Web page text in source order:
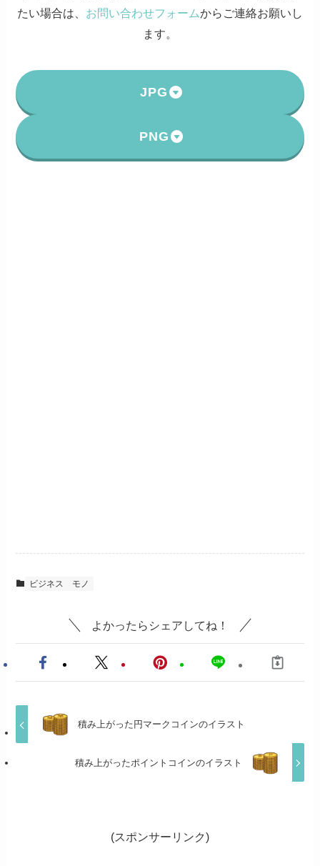
たい場合は、 お問い合わせフォームからご連絡お願いし
ます。
JPG
PNG
ビジネス モノ
よかったらシェアしてね！
積み上がった円マークコインのイラスト
積み上がったポイントコインのイラスト
(スポンサーリンク)